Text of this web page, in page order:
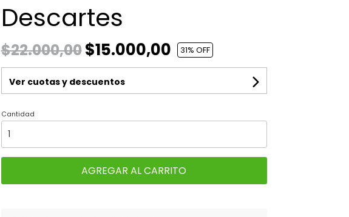
Descartes
$22.000,00$15.000,00 31% OFF
Ver cuotas y descuentos
Cantidad
AGREGAR AL CARRITO